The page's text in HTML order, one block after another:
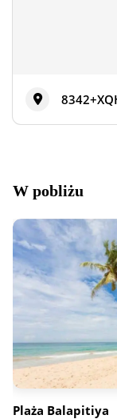
W pobliżu
Plaża Balapitiya